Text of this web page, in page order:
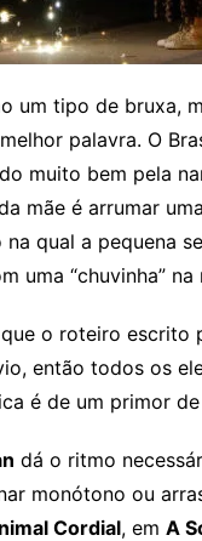
um tipo de bruxa,
palavra. O
muito bem pela
mãe é arrumar
qual a pequena
uma “chuvinha”
o roteiro
então todos os
é de um primor
dá o ritmo
monótono ou
Cordial, em A